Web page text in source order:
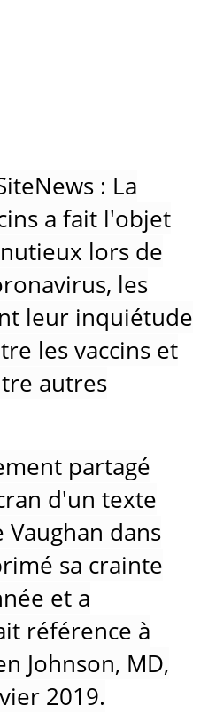
: La
a fait l'objet
lors de
les
leur inquiétude
les vaccins et
autres
partagé
d'un texte
dans
sa crainte
et a
référence à
Johnson, MD,
2019.